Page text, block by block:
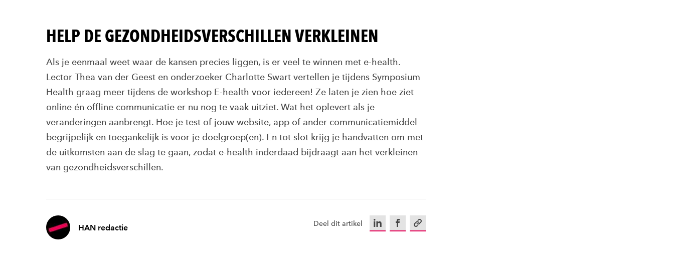
HELP DE GEZONDHEIDSVERSCHILLEN VERKLEINEN
Als je eenmaal weet waar de kansen precies liggen, is er veel te winnen met e-health.
Lector Thea van der Geest en onderzoeker Charlotte Swart vertellen je tijdens Symposium
Health graag meer tijdens de workshop E-health voor iedereen! Ze laten je zien hoe ziet
online én offline communicatie er nu nog te vaak uitziet. Wat het oplevert als je
veranderingen aanbrengt. Hoe je test of jouw website, app of ander communicatiemiddel
begrijpelijk en toegankelijk is voor je doelgroep(en). En tot slot krijg je handvatten om met
de uitkomsten aan de slag te gaan, zodat e-health inderdaad bijdraagt aan het verkleinen
van gezondheidsverschillen.
HAN redactie Deel dit artikel LinkedInFacebookKopieer url